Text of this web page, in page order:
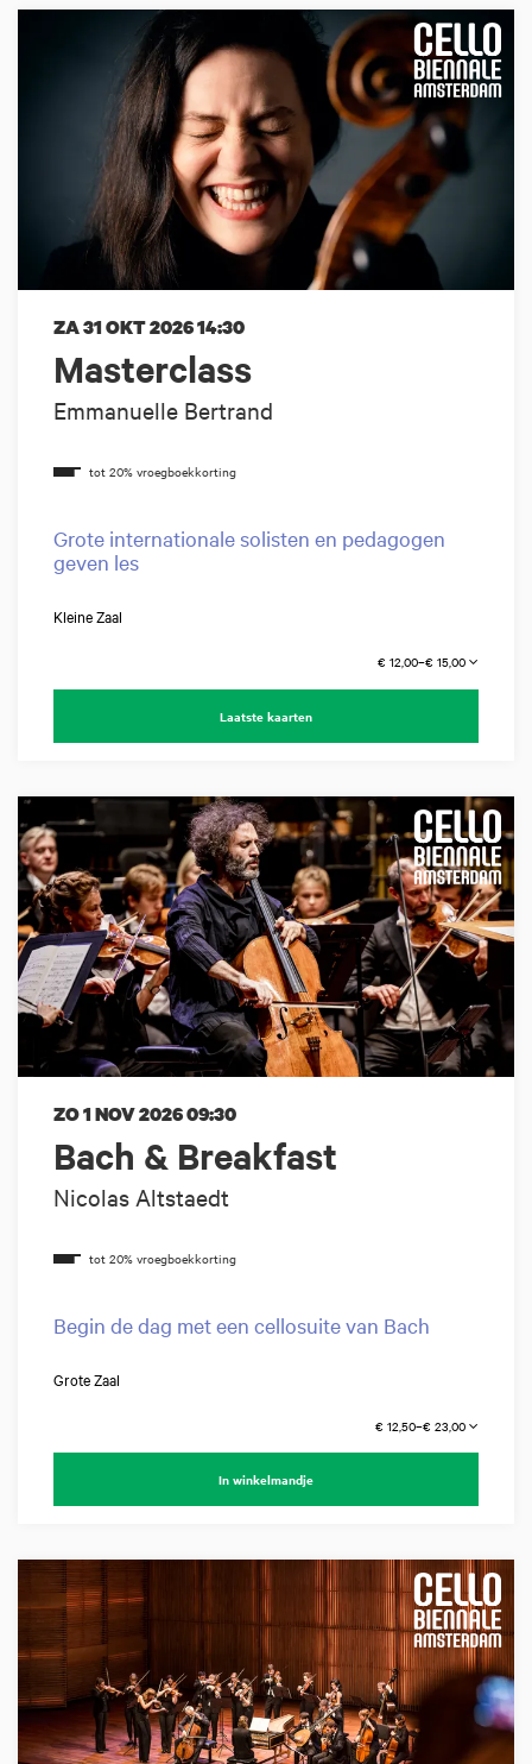
Masterclass
Emmanuelle Bertrand
ZA 31 OKT 202614:30
Grote internationale solisten en pedagogen
geven les
Kleine Zaal
€ 12,00–€ 15,00
Laatste kaarten
Bach & Breakfast
Nicolas Altstaedt
ZO 1 NOV 202609:30
Begin de dag met een cellosuite van Bach
Grote Zaal
€ 12,50–€ 23,00
In winkelmandje